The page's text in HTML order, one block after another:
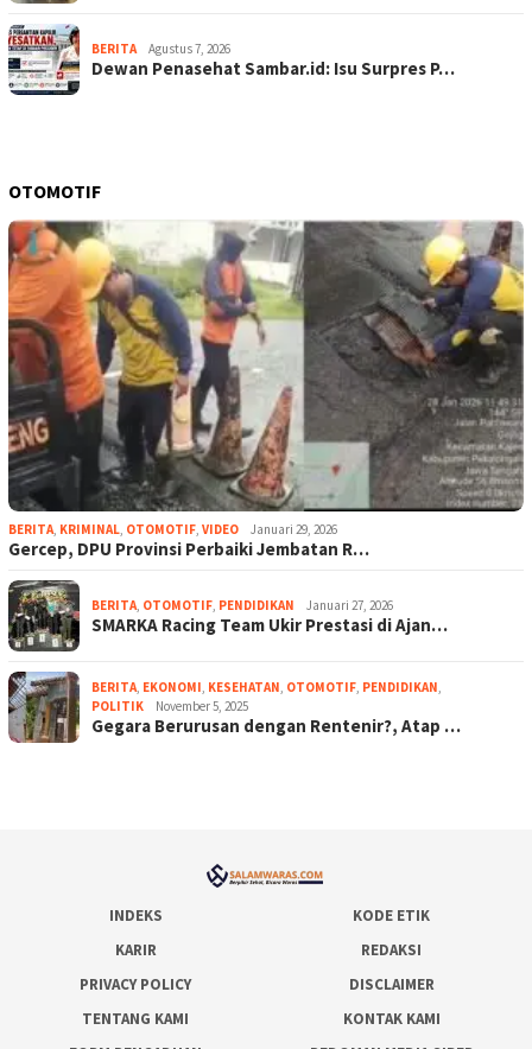
BERITA Agustus 7, 2026
Dewan Penasehat Sambar.id: Isu Surpres P…
OTOMOTIF
BERITA, KRIMINAL, OTOMOTIF, VIDEO Januari 29, 2026
Gercep, DPU Provinsi Perbaiki Jembatan R…
BERITA, OTOMOTIF, PENDIDIKAN Januari 27, 2026
SMARKA Racing Team Ukir Prestasi di Ajan…
BERITA, EKONOMI, KESEHATAN, OTOMOTIF, PENDIDIKAN,
POLITIK
November 5, 2025
Gegara Berurusan dengan Rentenir?, Atap …
INDEKS
KODE ETIK
KARIR
REDAKSI
PRIVACY POLICY
DISCLAIMER
TENTANG KAMI
KONTAK KAMI